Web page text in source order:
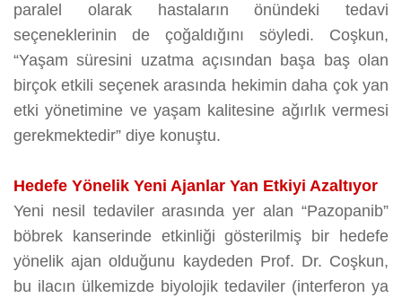
paralel olarak hastaların önündeki tedavi
seçeneklerinin de çoğaldığını söyledi. Coşkun,
“Yaşam süresini uzatma açısından başa baş olan
birçok etkili seçenek arasında hekimin daha çok yan
etki yönetimine ve yaşam kalitesine ağırlık vermesi
gerekmektedir” diye konuştu.
Hedefe Yönelik Yeni Ajanlar Yan Etkiyi Azaltıyor
Yeni nesil tedaviler arasında yer alan “Pazopanib”
böbrek kanserinde etkinliği gösterilmiş bir hedefe
yönelik ajan olduğunu kaydeden Prof. Dr. Coşkun,
bu ilacın ülkemizde biyolojik tedaviler (interferon ya